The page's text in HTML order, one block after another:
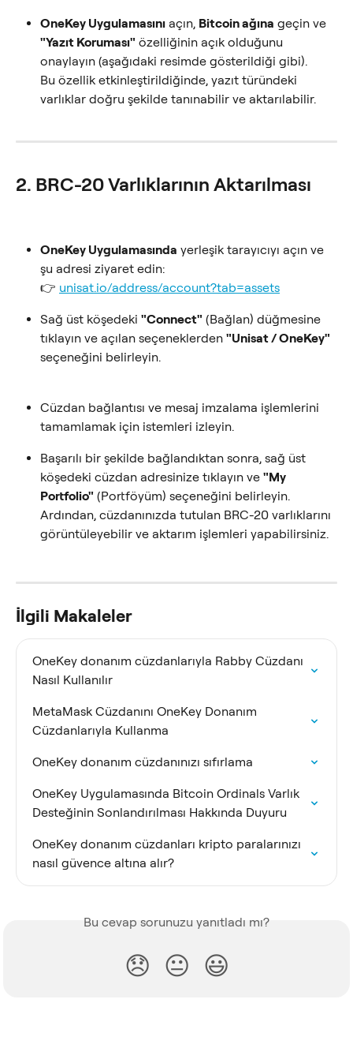
OneKey Uygulamasını açın, Bitcoin ağına geçin ve
"Yazıt Koruması" özelliğinin açık olduğunu
onaylayın (aşağıdaki resimde gösterildiği gibi).
Bu özellik etkinleştirildiğinde, yazıt türündeki
varlıklar doğru şekilde tanınabilir ve aktarılabilir.
2. BRC-20 Varlıklarının Aktarılması
OneKey Uygulamasında yerleşik tarayıcıyı açın ve
şu adresi ziyaret edin:
👉 unisat.io/address/account?tab=assets
Sağ üst köşedeki "Connect" (Bağlan) düğmesine
tıklayın ve açılan seçeneklerden "Unisat / OneKey"
seçeneğini belirleyin.
Cüzdan bağlantısı ve mesaj imzalama işlemlerini
tamamlamak için istemleri izleyin.
Başarılı bir şekilde bağlandıktan sonra, sağ üst
köşedeki cüzdan adresinize tıklayın ve "My
Portfolio" (Portföyüm) seçeneğini belirleyin.
Ardından, cüzdanınızda tutulan BRC-20 varlıklarını
görüntüleyebilir ve aktarım işlemleri yapabilirsiniz.
İlgili Makaleler
OneKey donanım cüzdanlarıyla Rabby Cüzdanı
Nasıl Kullanılır
MetaMask Cüzdanını OneKey Donanım
Cüzdanlarıyla Kullanma
OneKey donanım cüzdanınızı sıfırlama
OneKey Uygulamasında Bitcoin Ordinals Varlık
Desteğinin Sonlandırılması Hakkında Duyuru
OneKey donanım cüzdanları kripto paralarınızı
nasıl güvence altına alır?
Bu cevap sorunuzu yanıtladı mı?
😞 😐 😃